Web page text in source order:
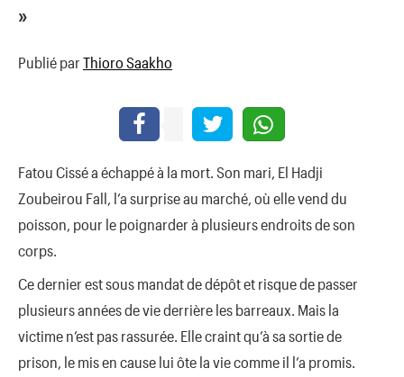
»
Publié par Thioro Saakho
Fatou Cissé a échappé à la mort. Son mari, El Hadji
Zoubeirou Fall, l’a surprise au marché, où elle vend du
poisson, pour le poignarder à plusieurs endroits de son
corps.
Ce dernier est sous mandat de dépôt et risque de passer
plusieurs années de vie derrière les barreaux. Mais la
victime n’est pas rassurée. Elle craint qu’à sa sortie de
prison, le mis en cause lui ôte la vie comme il l’a promis.